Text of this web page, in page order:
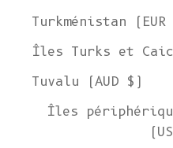
Turkménistan (EUR
Îles Turks et
Tuvalu (AUD $)
Îles